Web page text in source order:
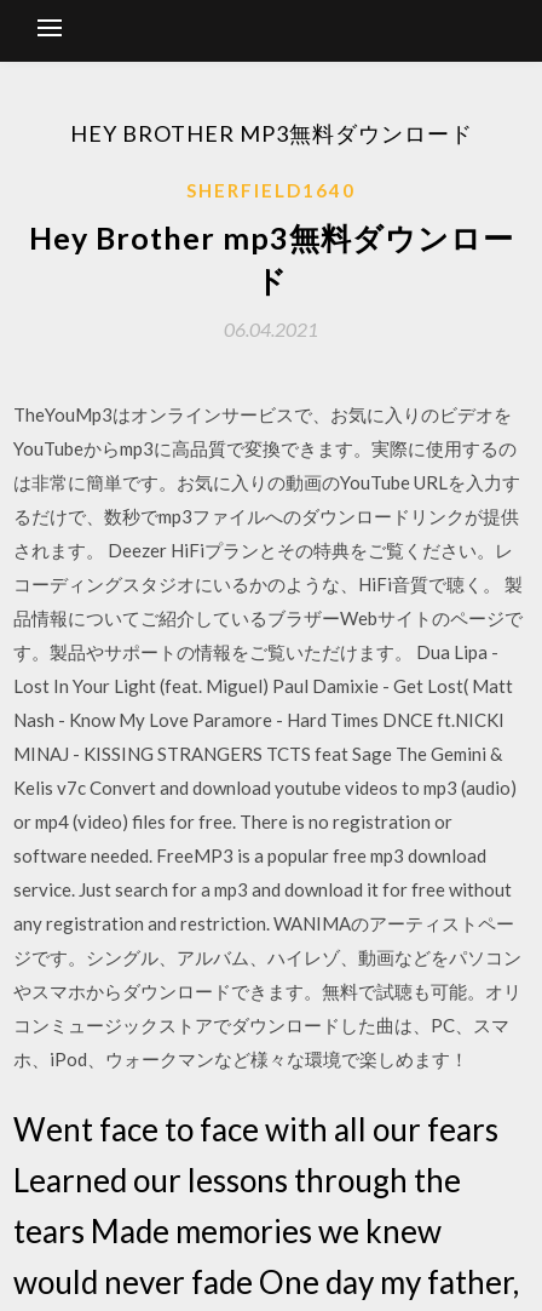
HEY BROTHER MP3無料ダウンロード
SHERFIELD1640
Hey Brother mp3無料ダウンロー
ド
06.04.2021
TheYouMp3はオンラインサービスで、お気に入りのビデオを
YouTubeからmp3に高品質で変換できます。実際に使用するの
は非常に簡単です。お気に入りの動画のYouTube URLを入力す
るだけで、数秒でmp3ファイルへのダウンロードリンクが提供
されます。 Deezer HiFiプランとその特典をご覧ください。レ
コーディングスタジオにいるかのような、HiFi音質で聴く。 製
品情報についてご紹介しているブラザーWebサイトのページで
す。製品やサポートの情報をご覧いただけます。 Dua Lipa -
Lost In Your Light (feat. Miguel) Paul Damixie - Get Lost( Matt
Nash - Know My Love Paramore - Hard Times DNCE ft.NICKI
MINAJ - KISSING STRANGERS TCTS feat Sage The Gemini &
Kelis v7c Convert and download youtube videos to mp3 (audio)
or mp4 (video) files for free. There is no registration or
software needed. FreeMP3 is a popular free mp3 download
service. Just search for a mp3 and download it for free without
any registration and restriction. WANIMAのアーティストペー
ジです。シングル、アルバム、ハイレゾ、動画などをパソコン
やスマホからダウンロードできます。無料で試聴も可能。オリ
コンミュージックストアでダウンロードした曲は、PC、スマ
ホ、iPod、ウォークマンなど様々な環境で楽しめます！
Went face to face with all our fears
Learned our lessons through the
tears Made memories we knew
would never fade One day my father,